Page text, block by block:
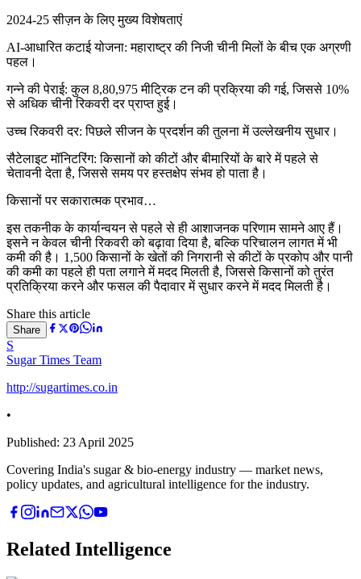
2024-25 सीज़न के लिए मुख्य विशेषताएं
AI-आधारित कटाई योजना: महाराष्ट्र की निजी चीनी मिलों के बीच एक अग्रणी
पहल।
गन्ने की पेराई: कुल 8,80,975 मीट्रिक टन की प्रक्रिया की गई, जिससे 10%
से अधिक चीनी रिकवरी दर प्राप्त हुई।
उच्च रिकवरी दर: पिछले सीजन के प्रदर्शन की तुलना में उल्लेखनीय सुधार।
सैटेलाइट मॉनिटरिंग: किसानों को कीटों और बीमारियों के बारे में पहले से
चेतावनी देता है, जिससे समय पर हस्तक्षेप संभव हो पाता है।
किसानों पर सकारात्मक प्रभाव…
इस तकनीक के कार्यान्वयन से पहले से ही आशाजनक परिणाम सामने आए हैं।
इसने न केवल चीनी रिकवरी को बढ़ावा दिया है, बल्कि परिचालन लागत में भी
कमी की है। 1,500 किसानों के खेतों की निगरानी से कीटों के प्रकोप और पानी
की कमी का पहले ही पता लगाने में मदद मिलती है, जिससे किसानों को तुरंत
प्रतिक्रिया करने और फसल की पैदावार में सुधार करने में मदद मिलती है।
Share this article
Share
S
Sugar Times Team
http://sugartimes.co.in
•
Published: 23 April 2025
Covering India's sugar & bio-energy industry — market news,
policy updates, and agricultural intelligence for the industry.
Related Intelligence